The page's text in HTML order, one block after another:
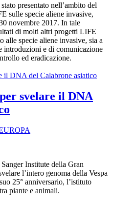
presentato nell’ambito del
sulle specie aliene invasive,
novembre 2017. In tale
di molti altri progetti LIFE
alle specie aliene invasive, sia a
introduzioni e di comunicazione
ed eradicazione.
svelare il DNA
Institute della Gran
l’intero genoma della Vespa
25° anniversario, l’istituto
piante e animali.